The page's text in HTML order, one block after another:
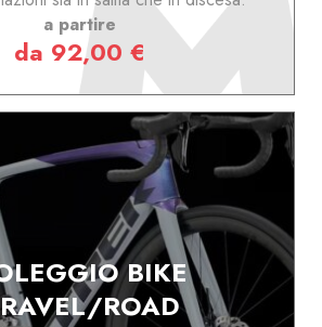
a partire
da 92,00 €
BIKE
ROAD